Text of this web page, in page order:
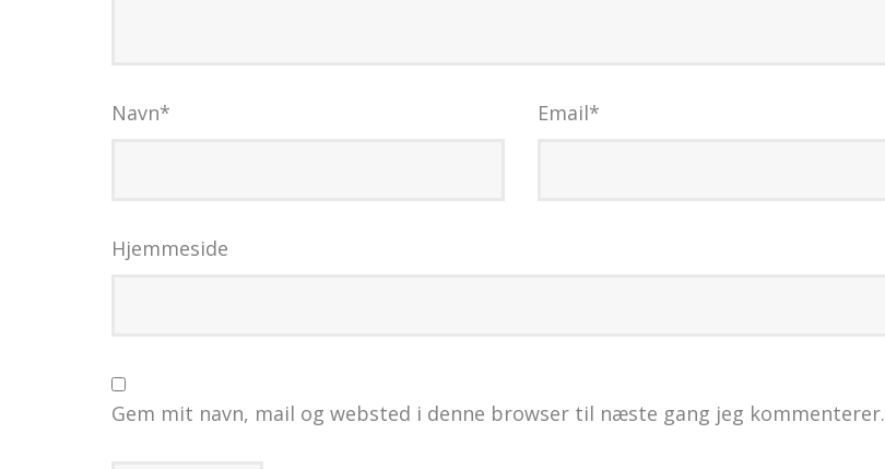
Navn* Email*
Hjemmeside
Gem mit navn, mail og websted i denne browser til næste gang jeg kommenterer.